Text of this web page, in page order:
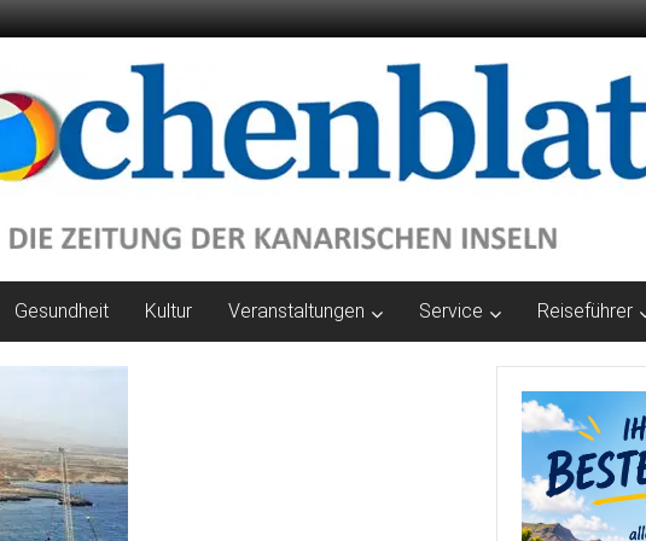
Gesundheit Kultur Veranstaltungen Service Reiseführer